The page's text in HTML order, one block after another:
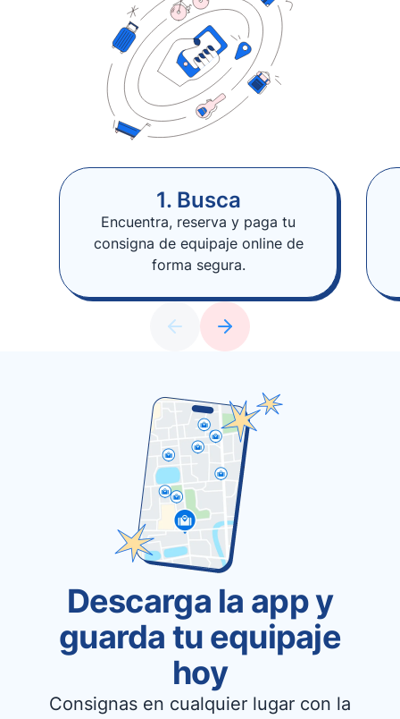
1. Busca
Encuentra, reserva y paga tu
consigna de equipaje online de
forma segura.
Descarga la app y
guarda tu equipaje
hoy
Consignas en cualquier lugar con la